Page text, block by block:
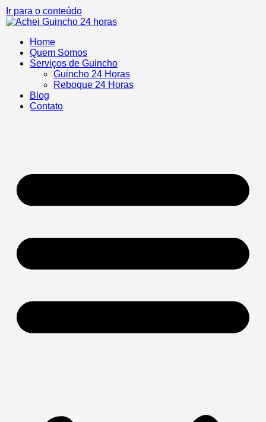
Ir para o conteúdo
Home
Quem Somos
Serviços de Guincho
Guincho 24 Horas
Reboque 24 Horas
Blog
Contato